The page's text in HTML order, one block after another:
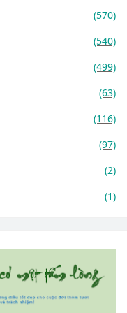
(570)
(540)
(499)
(63)
(116)
(97)
(2)
(1)